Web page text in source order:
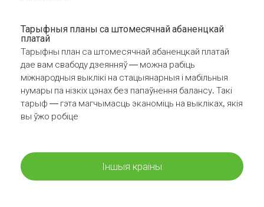
Тарыфныя планы са штомесячнай абаненцкай
платай
Тарыфны план са штомесячнай абаненцкай платай
дае вам свабоду дзеянняў — можна рабіць
міжнародныя выклікі на стацыянарныя і мабільныя
нумары па нізкіх цэнах без папаўнення балансу. Такі
тарыф — гэта магчымасць эканоміць на выкліках, якія
вы ўжо робіце
Іншыя краіны